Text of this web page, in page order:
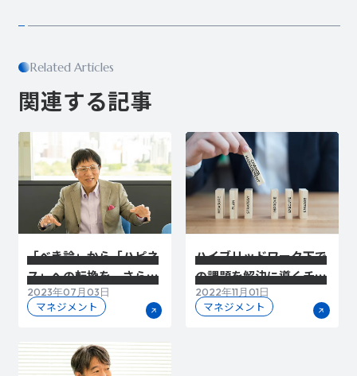
Related Articles
関連する記事
「べき論」から「ハピネ
ス」への転換を。さらな
る変革に対応するための
チェンジマネジメントと
2023年07月03日
マネジメント
ハイブリッドワーク下で
の課題を解決に導くチェ
ンジマネジメントと、フ
ァシリティマネジメント
2022年11月01日
マネジメント